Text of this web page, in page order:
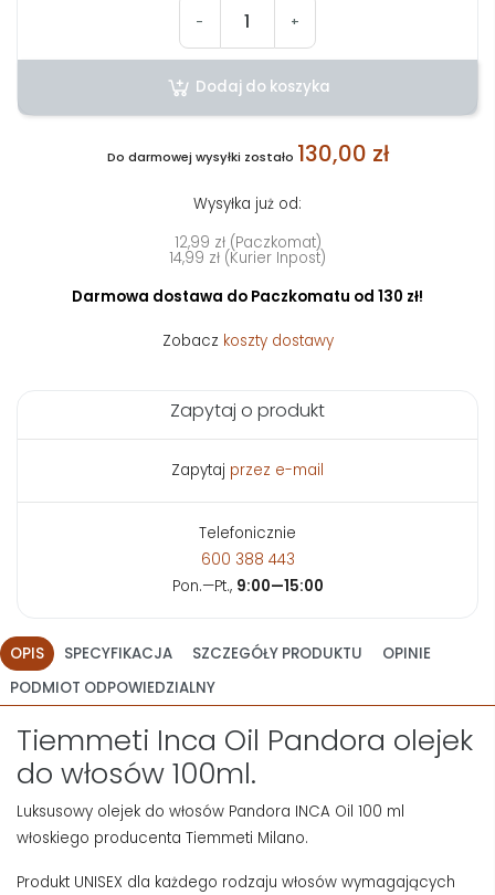
- +
Dodaj do koszyka
Do darmowej wysyłki zostało 130,00 zł
Wysyłka już od:
12,99 zł (Paczkomat)
14,99 zł (Kurier Inpost)
Darmowa dostawa do Paczkomatu od 130 zł!
Zobacz koszty dostawy
Zapytaj o produkt
Zapytaj przez e-mail
Telefonicznie
600 388 443
Pon.—Pt., 9:00—15:00
OPIS SPECYFIKACJA SZCZEGÓŁY PRODUKTU
OPINIE
PODMIOT ODPOWIEDZIALNY
Tiemmeti Inca Oil Pandora olejek
do włosów 100ml.
Luksusowy olejek do włosów Pandora INCA Oil 100 ml
włoskiego producenta Tiemmeti Milano.
Produkt UNISEX dla każdego rodzaju włosów wymagających